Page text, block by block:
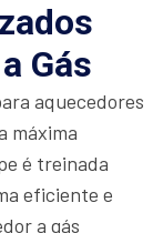
Gás
aquecedores
máxima
é treinada
eficiente e
a gás